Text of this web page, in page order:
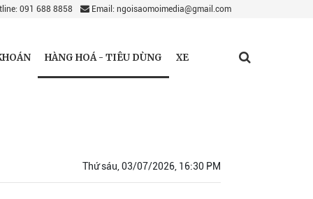
091 688 8858 Email: ngoisaomoimedia@gmail.com
HÀNG HOÁ - TIÊU DÙNG XE
Thứ sáu, 03/07/2026, 16:30 PM